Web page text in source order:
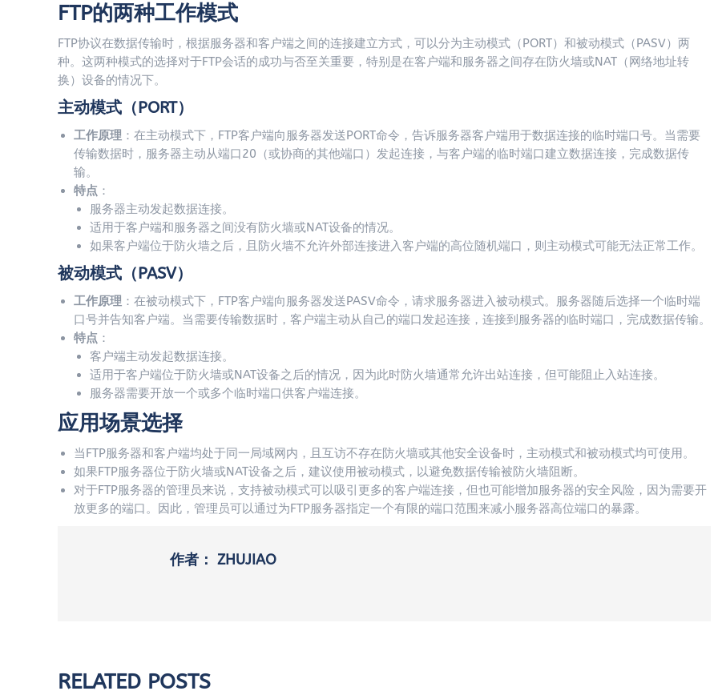
FTP的两种工作模式
FTP协议在数据传输时，根据服务器和客户端之间的连接建立方式，可以分为主动模式（PORT）和被动模式（PASV）两
种。这两种模式的选择对于FTP会话的成功与否至关重要，特别是在客户端和服务器之间存在防火墙或NAT（网络地址转
换）设备的情况下。
主动模式（PORT）
工作原理 ：在主动模式下，FTP客户端向服务器发送PORT命令，告诉服务器客户端用于数据连接的临时端口号。当需要
传输数据时，服务器主动从端口20（或协商的其他端口）发起连接，与客户端的临时端口建立数据连接，完成数据传
输。
特点 ：
服务器主动发起数据连接。
适用于客户端和服务器之间没有防火墙或NAT设备的情况。
如果客户端位于防火墙之后，且防火墙不允许外部连接进入客户端的高位随机端口，则主动模式可能无法正常工作。
被动模式（PASV）
工作原理 ：在被动模式下，FTP客户端向服务器发送PASV命令，请求服务器进入被动模式。服务器随后选择一个临时端
口号并告知客户端。当需要传输数据时，客户端主动从自己的端口发起连接，连接到服务器的临时端口，完成数据传输。
特点 ：
客户端主动发起数据连接。
适用于客户端位于防火墙或NAT设备之后的情况，因为此时防火墙通常允许出站连接，但可能阻止入站连接。
服务器需要开放一个或多个临时端口供客户端连接。
应用场景选择
当FTP服务器和客户端均处于同一局域网内，且互访不存在防火墙或其他安全设备时，主动模式和被动模式均可使用。
如果FTP服务器位于防火墙或NAT设备之后，建议使用被动模式，以避免数据传输被防火墙阻断。
对于FTP服务器的管理员来说，支持被动模式可以吸引更多的客户端连接，但也可能增加服务器的安全风险，因为需要开
放更多的端口。因此，管理员可以通过为FTP服务器指定一个有限的端口范围来减小服务器高位端口的暴露。
作者： ZHUJIAO
RELATED POSTS